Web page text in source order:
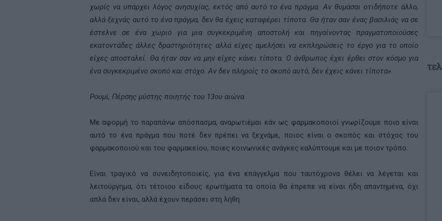
χωρίς να υπάρχει λόγος ανησυχίας, εκτός από αυτό το ένα πράγμα. Αν θυμάσαι οτιδήποτε άλλο,
αλλά ξεχνάς αυτό το ένα πράγμα, δεν θα έχεις καταφέρει τίποτα. Θα ήταν σαν ένας βασιλιάς να σε
έστελνε σε ένα χωριό για μια συγκεκριμένη αποστολή και πηγαίνοντας πραγματοποιούσες
εκατοντάδες άλλες δραστηριότητες αλλά είχες αμελήσει να εκπληρώσεις το έργο για το οποίο
είχες αποσταλεί. Θα ήταν σαν να μην είχες κάνει τίποτα. Ο άνθρωπος έχει έρθει στον κόσμο για
ένα συγκεκριμένο σκοπό και στόχο. Αν δεν πληροίς το σκοπό αυτό, δεν έχεις κάνει τίποτα».
Ρουμί, Πέρσης μύστης ποιητής του 13ου αιώνα
Με αφορμή το παραπάνω απόσπασμα, αναρωτιέμαι εάν ως φαρμακοποιοί γνωρίζουμε ποιο είναι
αυτό το ένα πράγμα που ποτέ δεν πρέπει να ξεχνάμε, ποιος είναι ο σκοπός και στόχος του
φαρμακοποιού και του φαρμακείου, ποιες κοινωνικές ανάγκες καλύπτουμε και με ποιον τρόπο.
Είναι τραγικό να συνειδητοποιείς, για ένα επάγγελμα που ταυτόχρονα θέλει να λέγεται και
λειτούργημα, ότι τέτοιου είδους ερωτήματα τα οποία θα έπρεπε να είναι ήδη απαντημένα, όχι
απλά δεν είναι, αλλά έχουν περάσει στη λήθη.